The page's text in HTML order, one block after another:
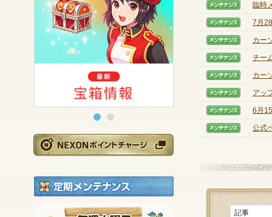
毎週水曜日 10:30
【メ
臨時
【メ
7月
【メ
カー
【メ
チー
【メ
カー
【メ
アッ
【メ
6月
【メ
公式